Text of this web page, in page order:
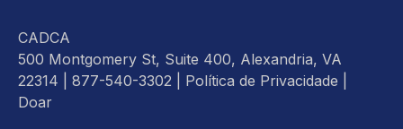
CADCA
500 Montgomery St, Suite 400, Alexandria, VA
22314 | 877-540-3302 | Política de Privacidade
Doar